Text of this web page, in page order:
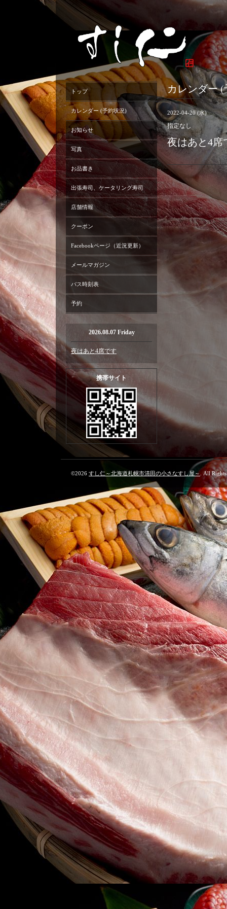
カレンダー
2022-04-20 (水)
指定なし
夜はあと4席
トップ
カレンダー (予約状況)
お知らせ
写真
お品書き
出張寿司、ケータリング寿司
店舗情報
クーポン
Facebookページ（近況更新）
メールマガジン
バス時刻表
予約
2026.08.07 Friday
夜はあと4席です
携帯サイト
©2026 すし仁～北海道札幌市清田の小さなすし屋～ . All